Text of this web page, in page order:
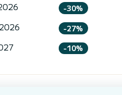
-30%
-27%
-10%